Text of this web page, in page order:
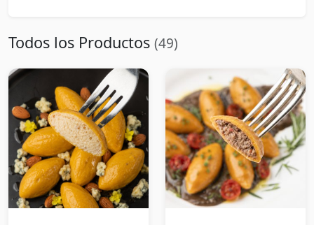
Todos los Productos (49)